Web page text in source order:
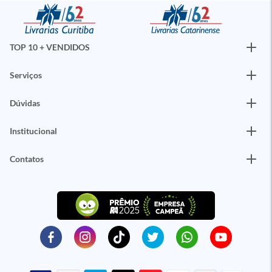
TOP 10 + VENDIDOS
Serviços
Dúvidas
Institucional
Contatos